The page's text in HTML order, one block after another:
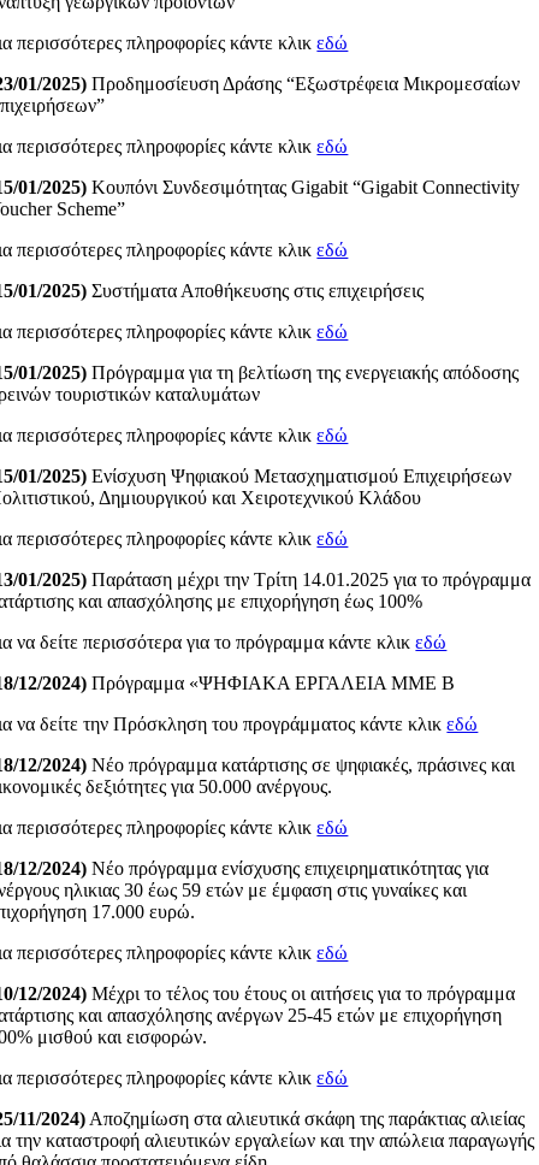
περισσότερες πληροφορίες κάντε κλικεδώ
01/2025) Προδημοσίευση Δράσης “Εξωστρέφεια Μικρομεσαίων
περισσότερες πληροφορίες κάντε κλικεδώ
01/2025) Κουπόνι Συνδεσιμότητας Gigabit “Gigabit Connectivity
Scheme”
περισσότερες πληροφορίες κάντε κλικεδώ
01/2025) Συστήματα Αποθήκευσης στις επιχειρήσεις
περισσότερες πληροφορίες κάντε κλικεδώ
01/2025) Πρόγραμμα για τη βελτίωση της ενεργειακής απόδοσης
τουριστικών καταλυμάτων
περισσότερες πληροφορίες κάντε κλικεδώ
01/2025) Ενίσχυση Ψηφιακού Μετασχηματισμού Επιχειρήσεων
Δημιουργικού και Χειροτεχνικού Κλάδου
περισσότερες πληροφορίες κάντε κλικεδώ
01/2025)Παράταση μέχρι την Τρίτη 14.01.2025 για το πρόγραμμα
και απασχόλησης με επιχορήγηση έως 100%
να δείτε περισσότερα για το πρόγραμμα κάντε κλικεδώ
12/2024)Πρόγραμμα «ΨΗΦΙΑΚΑ ΕΡΓΑΛΕΙΑ ΜΜΕ B
να δείτε την Πρόσκληση του προγράμματος κάντε κλικεδώ
12/2024)Νέο πρόγραμμα κατάρτισης σε ψηφιακές, πράσινες και
δεξιότητες για 50.000 ανέργους.
περισσότερες πληροφορίες κάντε κλικεδώ
12/2024)Νέο πρόγραμμα ενίσχυσης επιχειρηματικότητας για
ηλικιας 30 έως 59 ετών με έμφαση στις γυναίκες και
17.000 ευρώ.
περισσότερες πληροφορίες κάντε κλικεδώ
12/2024) Μέχρι το τέλος του έτους οι αιτήσεις για το πρόγραμμα
και απασχόλησης ανέργων 25-45 ετών με επιχορήγηση
μισθού και εισφορών.
περισσότερες πληροφορίες κάντε κλικεδώ
11/2024) Αποζημίωση στα αλιευτικά σκάφη της παράκτιας αλιείας
την καταστροφή αλιευτικών εργαλείων και την απώλεια παραγωγής